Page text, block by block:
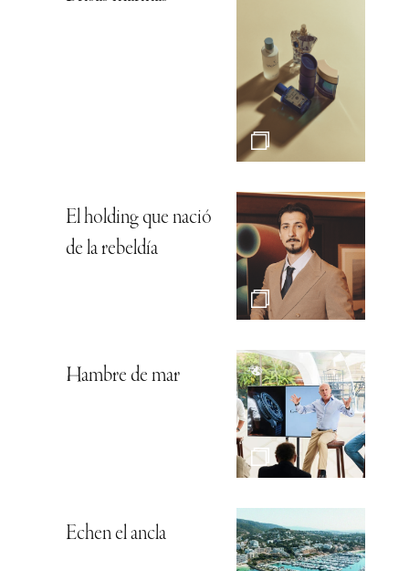
El holding que nació
de la rebeldía
Hambre de mar
Echen el ancla